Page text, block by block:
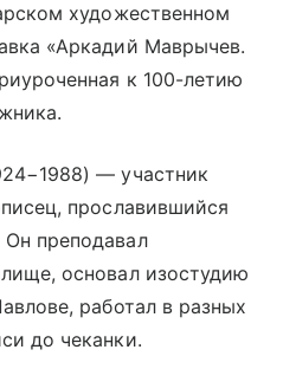
художественном
«Аркадий Маврычев.
к 100-летию
— участник
прославившийся
преподавал
основал изостудию
работал в разных
до чеканки.